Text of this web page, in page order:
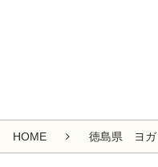
HOME 徳島県 ヨガ